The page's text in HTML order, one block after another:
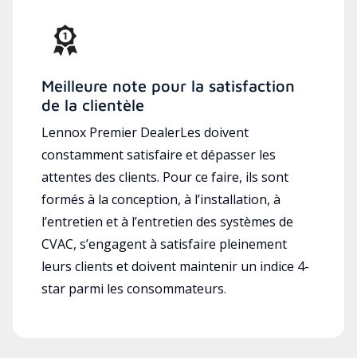
Meilleure note pour la satisfaction
de la clientèle
Lennox Premier DealerLes doivent
constamment satisfaire et dépasser les
attentes des clients. Pour ce faire, ils sont
formés à la conception, à l’installation, à
l’entretien et à l’entretien des systèmes de
CVAC, s’engagent à satisfaire pleinement
leurs clients et doivent maintenir un indice 4-
star parmi les consommateurs.